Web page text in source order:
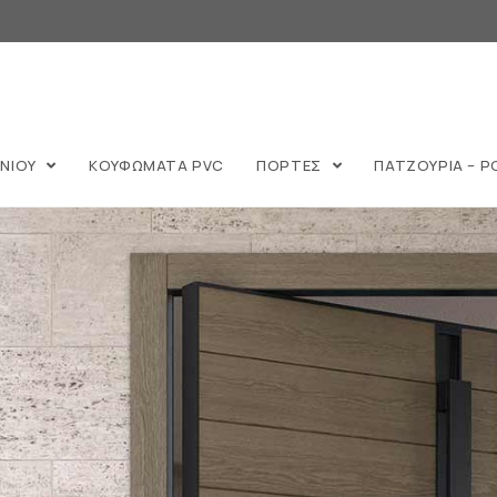
ΚΟΥΦΩΜΑΤΑ PVC ΠΟΡΤΕΣ ΠΑΤΖΟΥΡΙΑ –